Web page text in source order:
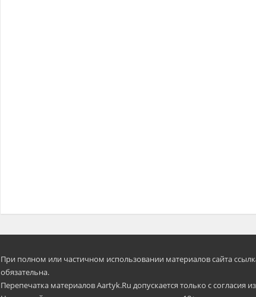
При полном или частичном использовании материалов сайта
oбязательна.
Перепечатка материалов Aartyk.Ru допускается только с согласия